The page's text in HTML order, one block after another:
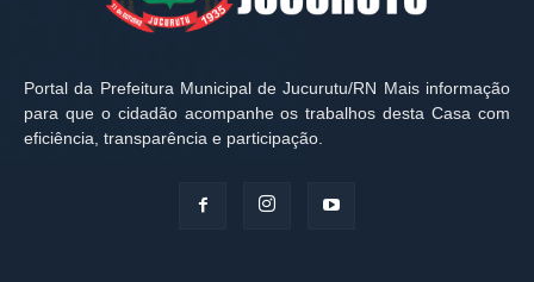
Portal da Prefeitura Municipal de Jucurutu/RN Mais informação
para que o cidadão acompanhe os trabalhos desta Casa com
eficiência, transparência e participação.